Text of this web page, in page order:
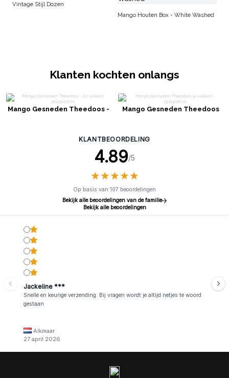
Vintage Stijl Dozen
Mango Houten Box - White Washed
Klanten kochten onlangs
Mango Gesneden Theedoos -
Mango Gesneden Theedoos
KLANTBEOORDELING
4.89/5
★★★★★
★★★★★
Op basis van 107 beoordelingen
Bekijk alle beoordelingen van de familie
Bekijk alle beoordelingen
Jackeline ***
Snelle en keurige verzending. Bij vragen wordt je altijd netjes te woord
gestaan
Alkmaar
27 april 2026